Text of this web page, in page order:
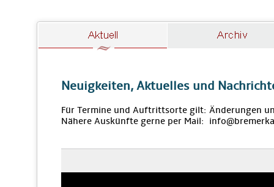
Neuigkeiten, Aktuelles und
Für Termine und Auftrittsorte gilt: Änderungen
Nähere Auskünfte gerne per Mail: